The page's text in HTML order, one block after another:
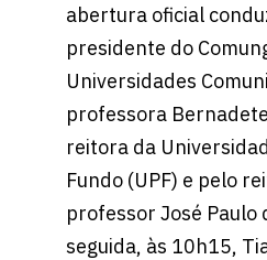
abertura oficial
presidente do
Universidades
professora
reitora da
Fundo (UPF) e pelo
professor José Paulo
seguida, às 10h15,